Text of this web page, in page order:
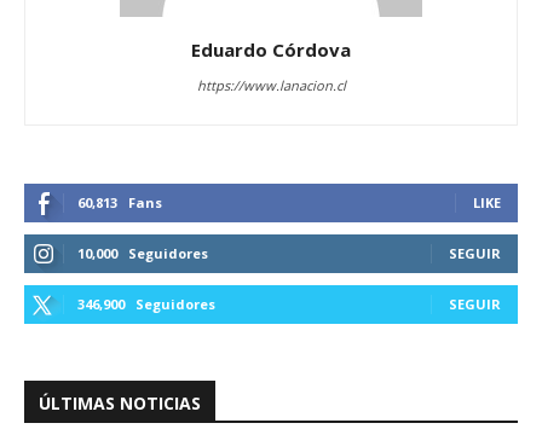
Eduardo Córdova
https://www.lanacion.cl
60,813 Fans LIKE
10,000 Seguidores SEGUIR
346,900 Seguidores SEGUIR
ÚLTIMAS NOTICIAS